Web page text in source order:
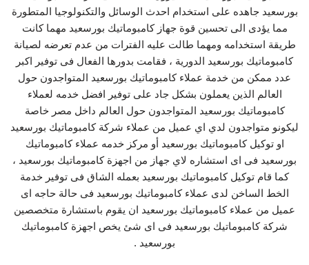
بورسعيد جاهده على استخدام احدث الوسائل والتكنولوجيا المتطورة
مما يؤدى الى تحسين قوة جهاز كامبوماتيك بورسعيد مهما كانت
طريقة استخدامه ومهما طالت عليه الفترات من عدم تعرضه لصيانة
كامبوماتيك بورسعيد الدورية ، فقامت بدورها الفعال فى توفير اكبر
عدد ممكن من خدمة عملاء كامبوماتيك بورسعيد المتواجدون حول
العالم الذين يعملون بشكل جاد على توفير افضل خدمه لعملاء
كامبوماتيك بورسعيد المتواجدون حول العالم داخل مصر خاصة
ليكونو متواجدون لدي اي عميل من عملاء شركة كامبوماتيك بورسعيد
او توكيل كامبوماتيك بورسعيد أو مركز خدمه عملاء كامبوماتيك
بورسعيد فى اى استشاره لاي جهاز من اجهزة كامبوماتيك بورسعيد ،
كما قام توكيل كامبوماتيك بورسعيد بعمله الشاق فى توفير خدمة
الخط الساخن لدى عملاء كامبوماتيك بورسعيد فى حالة حاجه اى
عميل من عملاء كامبوماتيك بورسعيد ان يقوم باستشارة متخصصين
شركة كامبوماتيك بورسعيد فى اى شئ يخص اجهزة كامبوماتيك
بورسعيد .